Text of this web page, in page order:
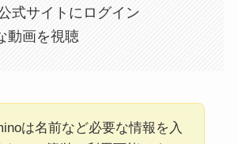
式サイトにログイン
動画を視聴
は名前など必要な情報を入